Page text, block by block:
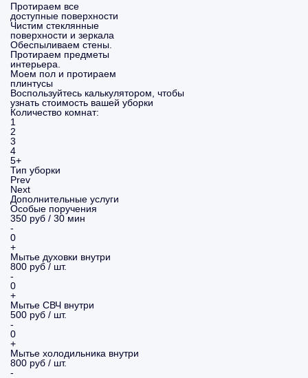
Протираем все
доступные поверхности
Чистим стеклянные
поверхности и зеркала
Обеспыливаем стены.
Протираем предметы
интерьера.
Моем пол и протираем
плинтусы
Воспользуйтесь калькулятором, чтобы
узнать стоимость вашей уборки
Количество комнат:
1
2
3
4
5+
Тип уборки
Prev
Next
Дополнительные услуги
Особые поручения
350 руб / 30 мин
-
0
+
Мытье духовки внутри
800 руб / шт.
-
0
+
Мытье СВЧ внутри
500 руб / шт.
-
0
+
Мытье холодильника внутри
800 руб / шт.
-